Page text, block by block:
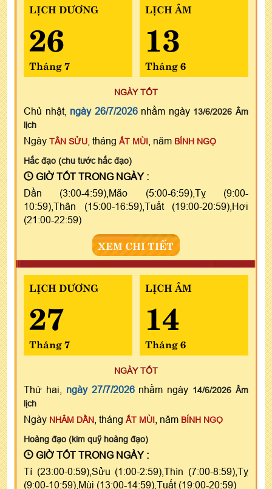
LỊCH DƯƠNG
26
Tháng 7
LỊCH ÂM
13
Tháng 6
NGÀY TỐT
Chủ nhật, ngày 26/7/2026nhằm ngày 13/6/2026 Âm
lịch
Ngày TÂN SỬU , tháng ẤT MÙI , năm BÍNH NGỌ
Hắc đạo (chu tước hắc đạo)
GIỜ TỐT TRONG NGÀY :
Dần (3:00-4:59),Mão (5:00-6:59),Tỵ (9:00-
10:59),Thân (15:00-16:59),Tuất (19:00-20:59),Hợi
(21:00-22:59)
XEM CHI TIẾT
LỊCH DƯƠNG
27
Tháng 7
LỊCH ÂM
14
Tháng 6
NGÀY TỐT
Thứ hai, ngày 27/7/2026nhằm ngày 14/6/2026 Âm
lịch
Ngày NHÂM DẦN , tháng ẤT MÙI , năm BÍNH NGỌ
Hoàng đạo (kim quỹ hoàng đạo)
GIỜ TỐT TRONG NGÀY :
Tí (23:00-0:59),Sửu (1:00-2:59),Thìn (7:00-8:59),Tỵ
(9:00-10:59),Mùi (13:00-14:59),Tuất (19:00-20:59)